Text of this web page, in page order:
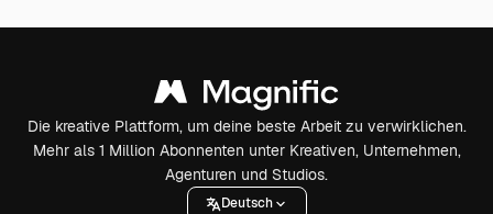
Die kreative Plattform, um deine beste Arbeit zu verwirklichen.
Mehr als 1 Million Abonnenten unter Kreativen, Unternehmen,
Agenturen und Studios.
Deutsch